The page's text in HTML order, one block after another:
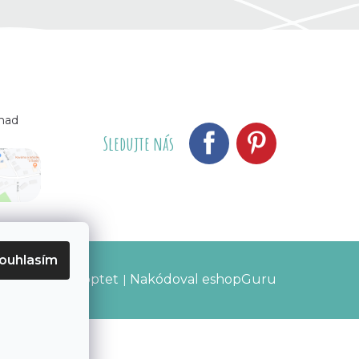
Sledujte nás
Vytvořil Shoptet | Nakódoval eshopGuru